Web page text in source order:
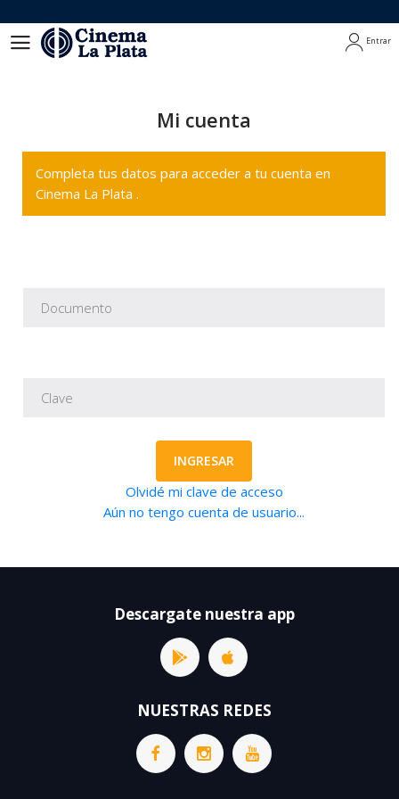
Entrar
Mi cuenta
Completa tus datos para acceder a tu cuenta en
Cinema La Plata .
INGRESAR
Olvidé mi clave de acceso
Aún no tengo cuenta de usuario...
Descargate nuestra app
NUESTRAS REDES